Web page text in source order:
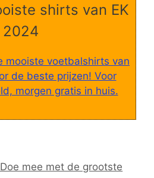
shirts van EK
2024
mooiste voetbalshirts van
de beste prijzen! Voor
morgen gratis in huis.
mee met de grootste